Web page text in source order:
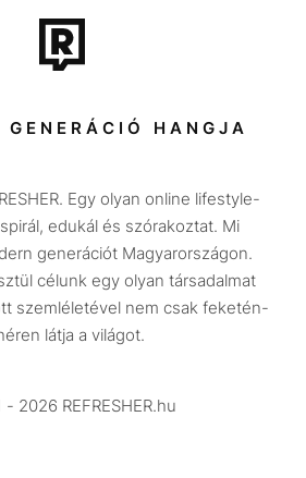
Tech-Tudomány
Sport
Társadalom
Utazás
Életmód
Design
Beszélgetések
Videó
GENERÁCIÓ HANGJA
Egy olyan online lifestyle-
edukál és szórakoztat. Mi
generációt Magyarországon.
célunk egy olyan társadalmat
szemléletével nem csak feketén-
látja a világot.
2026 REFRESHER.hu